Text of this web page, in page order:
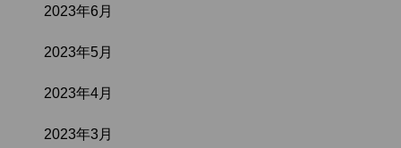
2023年6月
2023年5月
2023年4月
2023年3月